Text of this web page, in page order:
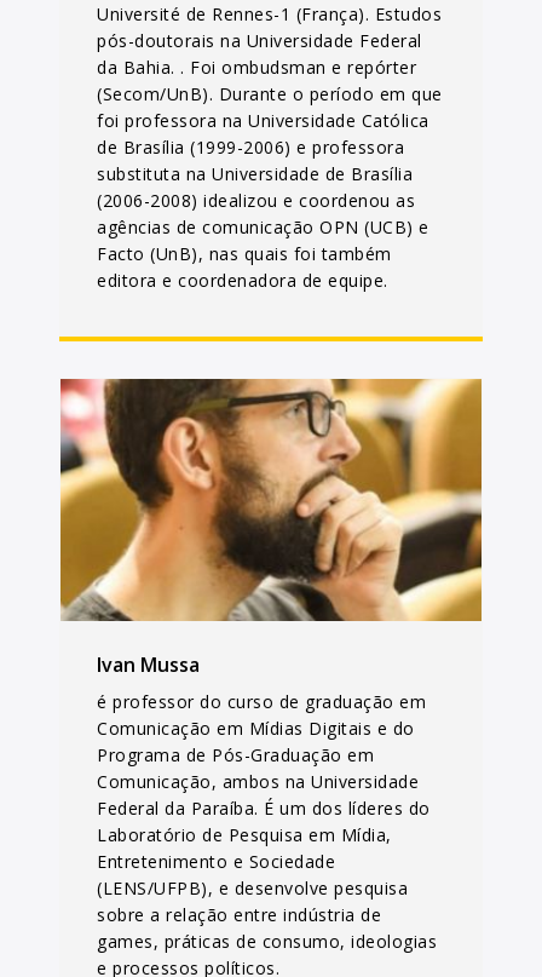
Université de Rennes-1 (França). Estudos
pós-doutorais na Universidade Federal
da Bahia. . Foi ombudsman e repórter
(Secom/UnB). Durante o período em que
foi professora na Universidade Católica
de Brasília (1999-2006) e professora
substituta na Universidade de Brasília
(2006-2008) idealizou e coordenou as
agências de comunicação OPN (UCB) e
Facto (UnB), nas quais foi também
editora e coordenadora de equipe.
Ivan Mussa
é professor do curso de graduação em
Comunicação em Mídias Digitais e do
Programa de Pós-Graduação em
Comunicação, ambos na Universidade
Federal da Paraíba. É um dos líderes do
Laboratório de Pesquisa em Mídia,
Entretenimento e Sociedade
(LENS/UFPB), e desenvolve pesquisa
sobre a relação entre indústria de
games, práticas de consumo, ideologias
e processos políticos.